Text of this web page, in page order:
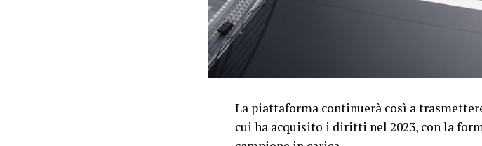
La piattaforma continuerà così a
cui ha acquisito i diritti nel 2023, con la